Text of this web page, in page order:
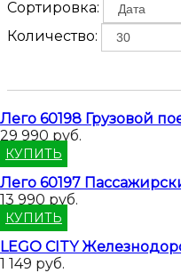
Сортировка:
Количество:
Лего 60198 Грузовой
29 990 руб.
КУПИТЬ
Лего 60197
13 990 руб.
КУПИТЬ
LEGO CITY
1 149 руб.